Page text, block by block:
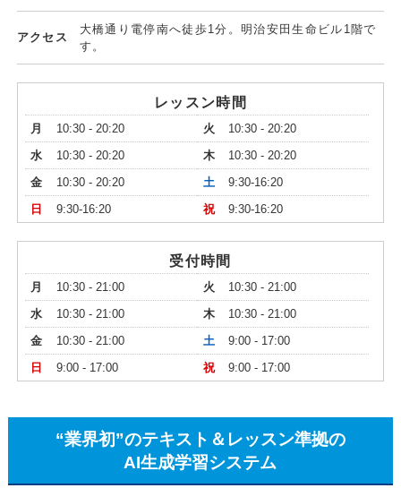
アクセス
大橋通り電停南へ徒歩1分。明治安田生命ビル1階で
す。
レッスン時間
月 10:30 - 20:20 火
10:30 - 20:20
水
10:30 - 20:20 木
10:30 - 20:20
金
10:30 - 20:20 土
9:30-16:20
日
9:30-16:20 祝 9:30-16:20
受付時間
月 10:30 - 21:00 火
10:30 - 21:00
水
10:30 - 21:00 木
10:30 - 21:00
金
10:30 - 21:00 土
9:00 - 17:00
日
9:00 - 17:00 祝 9:00 - 17:00
“業界初”のテキスト＆レッスン準拠の
AI生成学習システム